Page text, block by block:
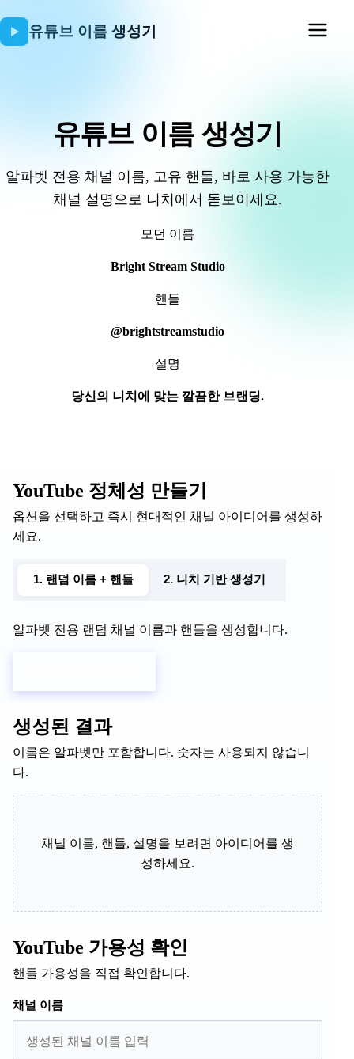
유튜브 이름 생성기
유튜브 이름 생성기
알파벳 전용 채널 이름, 고유 핸들, 바로 사용 가능한
채널 설명으로 니치에서 돋보이세요.
모던 이름
Bright Stream Studio
핸들
@brightstreamstudio
설명
당신의 니치에 맞는 깔끔한 브랜딩.
YouTube 정체성 만들기
옵션을 선택하고 즉시 현대적인 채널 아이디어를 생성하
세요.
1. 랜덤 이름 + 핸들 2. 니치 기반 생성기
알파벳 전용 랜덤 채널 이름과 핸들을 생성합니다.
생성된 결과
이름은 알파벳만 포함합니다. 숫자는 사용되지 않습니
다.
채널 이름, 핸들, 설명을 보려면 아이디어를 생
성하세요.
YouTube 가용성 확인
핸들 가용성을 직접 확인합니다.
채널 이름